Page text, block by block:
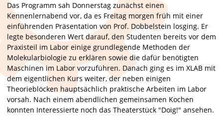
Das Programm sah Donnerstag zunächst einen
Kennenlernabend vor, da es Freitag morgen früh mit einer
einführenden Präsentation von Prof. Dobbelstein losging. Er
legte besonderen Wert darauf, den Studenten bereits vor dem
Praxisteil im Labor einige grundlegende Methoden der
Molekularbiologie zu erklären sowie die dafür benötigten
Maschinen im Labor vorzuführen. Danach ging es im XLAB mit
dem eigentlichen Kurs weiter, der neben einigen
Theorieblöcken hauptsächlich praktische Arbeiten im Labor
vorsah. Nach einem abendlichen gemeinsamen Kochen
konnten Interessierte noch das Theaterstück "Doig!" ansehen.